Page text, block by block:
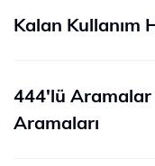
Kalan Kullanım
444'lü
Aramaları